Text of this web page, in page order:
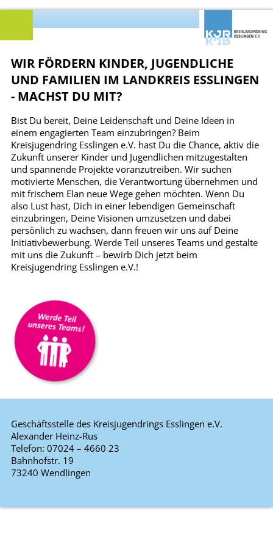
WIR FÖRDERN KINDER, JUGENDLICHE
UND FAMILIEN IM LANDKREIS ESSLINGEN
- MACHST DU MIT?
Bist Du bereit, Deine Leidenschaft und Deine Ideen in
einem engagierten Team einzubringen? Beim
Kreisjugendring Esslingen e.V. hast Du die Chance, aktiv die
Zukunft unserer Kinder und Jugendlichen mitzugestalten
und spannende Projekte voranzutreiben. Wir suchen
motivierte Menschen, die Verantwortung übernehmen und
mit frischem Elan neue Wege gehen möchten. Wenn Du
also Lust hast, Dich in einer lebendigen Gemeinschaft
einzubringen, Deine Visionen umzusetzen und dabei
persönlich zu wachsen, dann freuen wir uns auf Deine
Initiativbewerbung. Werde Teil unseres Teams und gestalte
mit uns die Zukunft – bewirb Dich jetzt beim
Kreisjugendring Esslingen e.V.!
Geschäftsstelle des Kreisjugendrings Esslingen e.V.
Alexander Heinz-Rus
Telefon: 07024 – 4660 23
Bahnhofstr. 19
73240 Wendlingen